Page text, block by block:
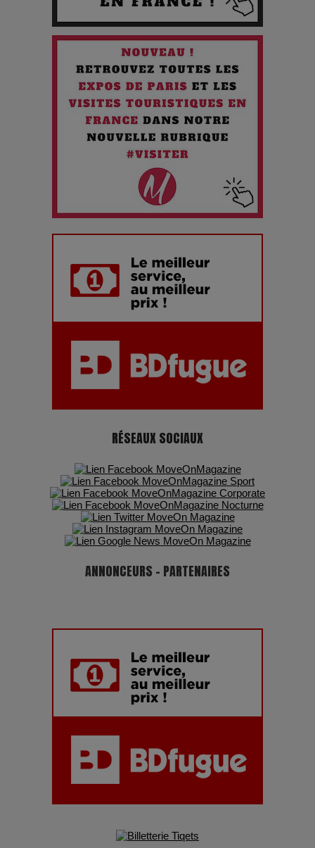
Chien 51 - Quand l’IA prend le pouvoir : une plongée dans un
futur troublant
Maïra Kerey, la “voix d’or du Kazakhstan”, célèbre ses 30
ans de carrière à la Salle Gaveau
Les dessous de la fast fashion : un désastre écologique en
7 Techniques Secrètes des Photographes de Stars
Pharaonic Festival 2025 : 10 ans d’électro sous les
montagnes, une fête à ne pas manquer
RÉSEAUX SOCIAUX
ANNONCEURS - PARTENAIRES